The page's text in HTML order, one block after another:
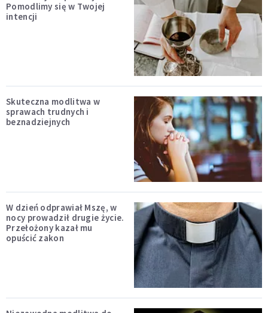
Pomodlimy się w Twojej
intencji
Skuteczna modlitwa w
sprawach trudnych i
beznadziejnych
W dzień odprawiał Mszę, w
nocy prowadził drugie życie.
Przełożony kazał mu
opuścić zakon